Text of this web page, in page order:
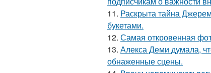
11. Раскрыта тайна
букетами.
12. Самая откровенная
13. Алекса Деми думала,
обнаженные сцены.